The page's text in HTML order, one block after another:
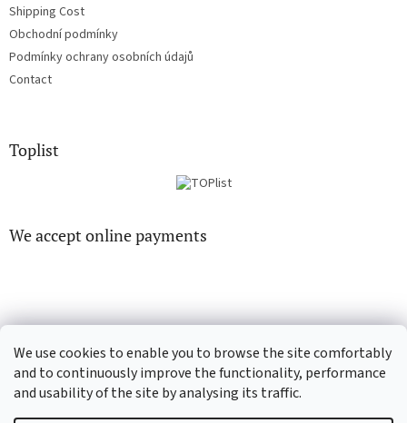
We use cookies to enable you to browse the site comfortably
and to continuously improve the functionality, performance
and usability of the site by analysing its traffic.
Shipping Cost
Obchodní podmínky
Podmínky ochrany osobních údajů
Contact
Toplist
We accept online payments
CD-Soundtrack.cz CD-hudba.cz